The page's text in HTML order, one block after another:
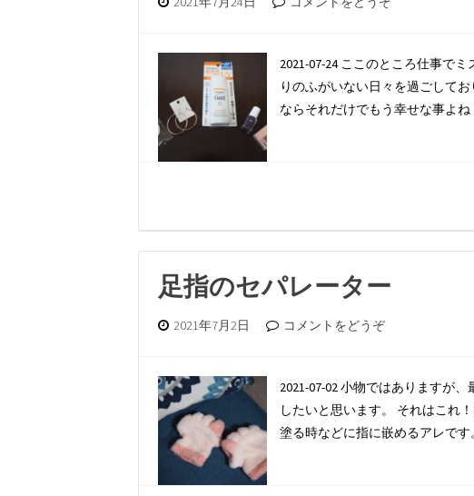
2021-07-24 ここのところ仕事で
りのふがいない日々を過ごして
ならそれだけでもう幸せな事よ
足指のセパレーター
2021年7月2日 コメントをどうぞ
2021-07-02 小物ではありますが
したいと思います。 それはこれ
塗る時などに指に嵌めるアレで